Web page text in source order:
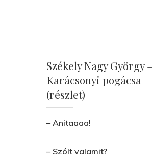
Székely Nagy György –
Karácsonyi pogácsa
(részlet)
– Anitaaaa!
– Szólt valamit?